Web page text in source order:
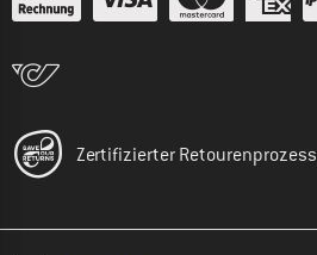
Zertifizierter Retourenprozess